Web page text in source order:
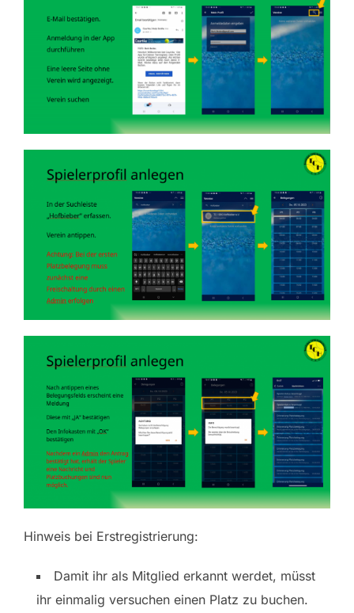
Hinweis bei Erstregistrierung:
Damit ihr als Mitglied erkannt werdet, müsst
ihr einmalig versuchen einen Platz zu buchen.